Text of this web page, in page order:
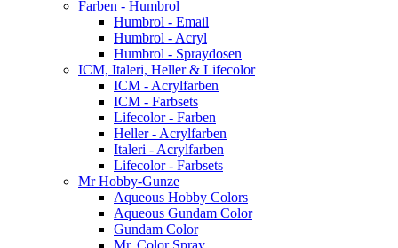
Farben - Humbrol
Humbrol - Email
Humbrol - Acryl
Humbrol - Spraydosen
ICM, Italeri, Heller & Lifecolor
ICM - Acrylfarben
ICM - Farbsets
Lifecolor - Farben
Heller - Acrylfarben
Italeri - Acrylfarben
Lifecolor - Farbsets
Mr Hobby-Gunze
Aqueous Hobby Colors
Aqueous Gundam Color
Gundam Color
Mr. Color Spray